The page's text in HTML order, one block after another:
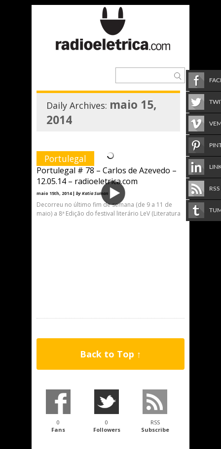
Daily Archives: maio 15,
2014
Portulegal
Portulegal # 78 – Carlos de Azevedo –
12.05.14 – radioeletrica.com
maio 15th, 2014 | by Katia Suman
Decorreu no último fim de semana (de 9 a 11 de
maio) a 8ª Edição do festival literário LeV (Literatura
Back to Top ↑
0
Fans
0
Followers
RSS
Subscribe
RSS